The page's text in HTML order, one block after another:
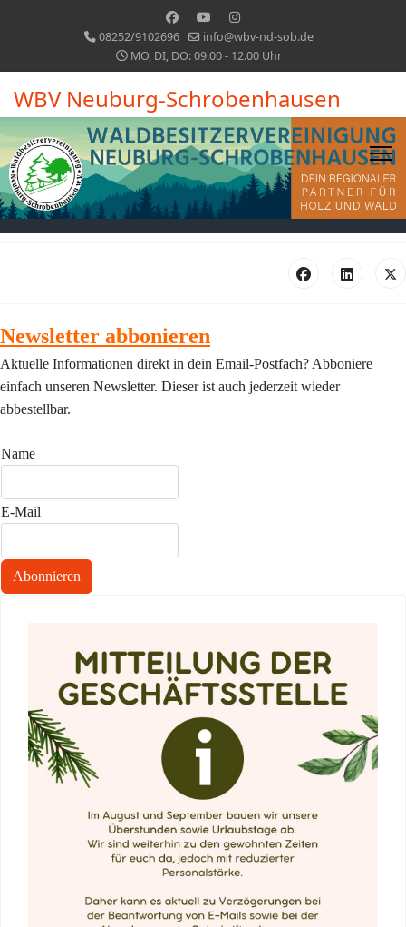
08252/9102696
info@wbv-nd-sob.de
MO, DI, DO: 09.00 - 12.00 Uhr
WBV Neuburg-Schrobenhausen
Newsletter abbonieren
Aktuelle Informationen direkt in dein Email-Postfach? Abboniere
einfach unseren Newsletter. Dieser ist auch jederzeit wieder
abbestellbar.
Name
E-Mail
Abonnieren